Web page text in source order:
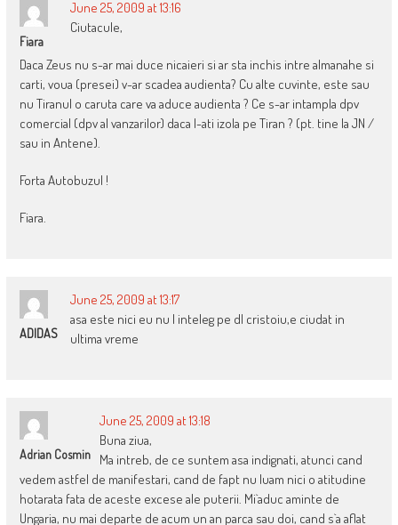
Fiara
June 25, 2009 at 13:16
Ciutacule,
Daca Zeus nu s-ar mai duce nicaieri si ar sta inchis intre almanahe si
carti, voua (presei) v-ar scadea audienta? Cu alte cuvinte, este sau
nu Tiranul o caruta care va aduce audienta ? Ce s-ar intampla dpv
comercial (dpv al vanzarilor) daca l-ati izola pe Tiran ? (pt. tine la JN /
sau in Antene).
Forta Autobuzul !
Fiara.
ADIDAS
June 25, 2009 at 13:17
asa este nici eu nu l inteleg pe dl cristoiu,e ciudat in
ultima vreme
Adrian Cosmin
June 25, 2009 at 13:18
Buna ziua,
Ma intreb, de ce suntem asa indignati, atunci cand
vedem astfel de manifestari, cand de fapt nu luam nici o atitudine
hotarata fata de aceste excese ale puterii. Mi`aduc aminte de
Ungaria, nu mai departe de acum un an parca sau doi, cand s`a aflat